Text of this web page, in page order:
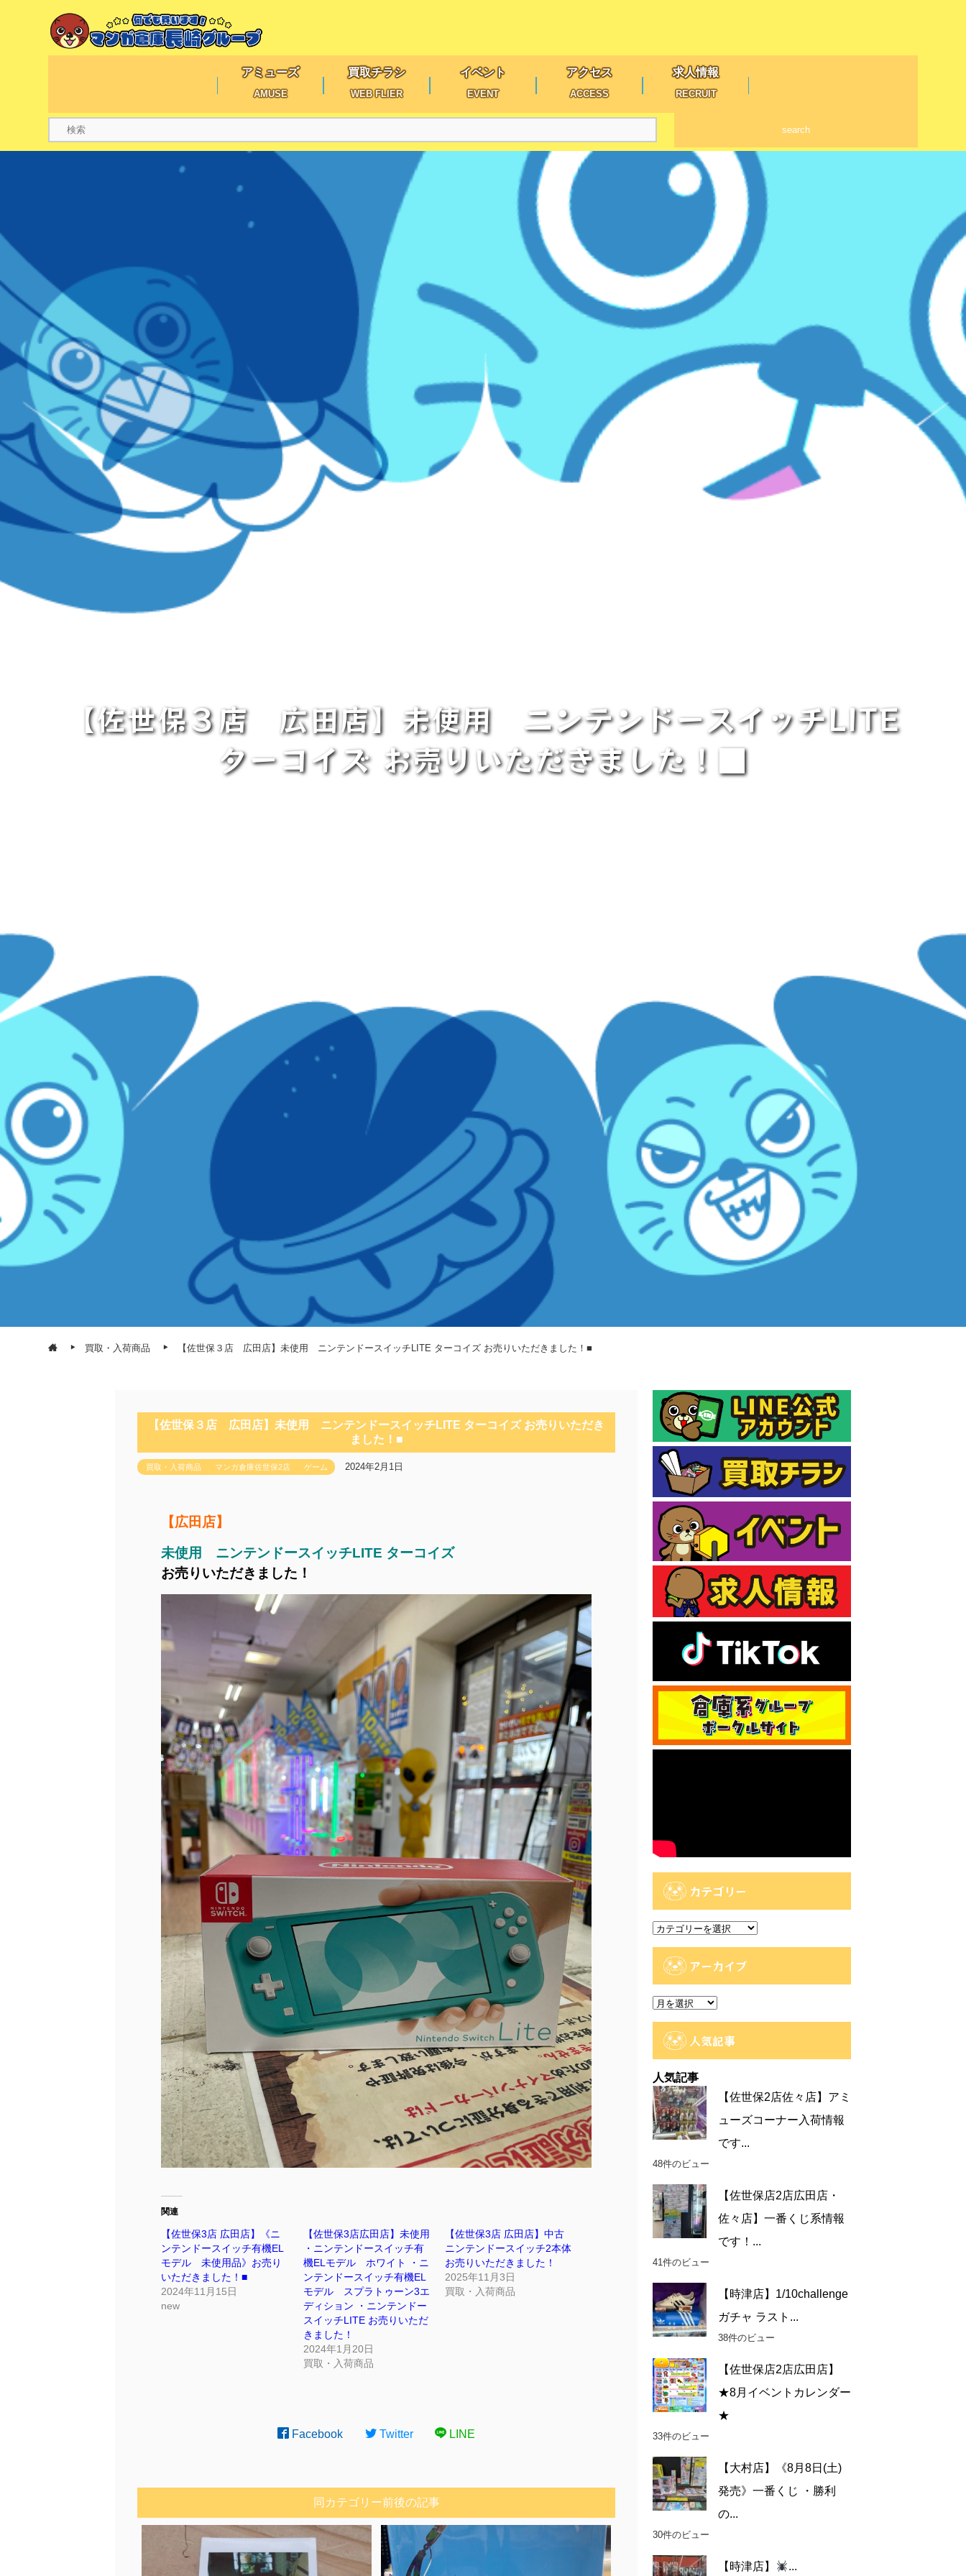
アミューズ
AMUSE
買取チラシ
WEB FLIER
イベント
EVENT
アクセス
ACCESS
求人情報
RECRUIT
search
【佐世保３店 広田店】未使用 ニンテンドースイッチLITE
ターコイズ お売りいただきました！■
買取・入荷商品 【佐世保３店 広田店】未使用 ニンテンドースイッチLITE ターコイズ お売りいただきました！■
【佐世保３店 広田店】未使用 ニンテンドースイッチLITE ターコイズ お売りいただき
ました！■
買取・入荷商品 マンガ倉庫佐世保2店 ゲーム 2024年2月1日
【広田店】
未使用 ニンテンドースイッチLITE ターコイズ
お売りいただきました！
関連
【佐世保3店 広田店】《ニ
ンテンドースイッチ有機EL
モデル 未使用品》お売り
いただきました！■
2024年11月15日
new
【佐世保3店広田店】未使用
・ニンテンドースイッチ有
機ELモデル ホワイト ・ニ
ンテンドースイッチ有機EL
モデル スプラトゥーン3エ
ディション ・ニンテンドー
スイッチLITE お売りいただ
きました！
2024年1月20日
買取・入荷商品
【佐世保3店 広田店】中古
ニンテンドースイッチ2本体
お売りいただきました！
2025年11月3日
買取・入荷商品
Facebook Twitter LINE
同カテゴリー前後の記事
カテゴリー
カ
アーカイブ
ア
人気記事
人気記事
【佐世保2店佐々店】アミ
ューズコーナー入荷情報
です...
48件のビュー
【佐世保店2店広田店・
佐々店】一番くじ系情報
です！...
41件のビュー
【時津店】1/10challenge
ガチャ ラスト...
38件のビュー
【佐世保店2店広田店】
★8月イベントカレンダー
★
33件のビュー
【大村店】《8月8日(土)
発売》一番くじ ・勝利
の...
30件のビュー
【時津店】 ...